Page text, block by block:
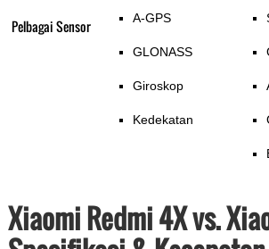
Pelbagai Sensor A-GPS
GLONASS
Giroskop
Kedekatan
Xiaomi Redmi 4X vs.